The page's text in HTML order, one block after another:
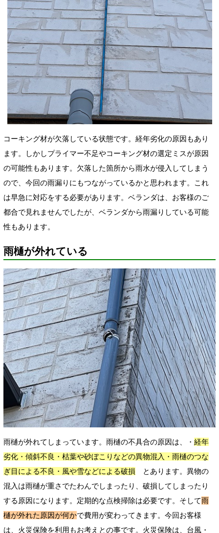
コーキング材が欠落している状態です。経年劣化の原因もあり
ます。しかしプライマー不足やコーキング材の選定ミスが原因
の可能性もあります。欠落した箇所から雨水が侵入してしまう
ので、今回の雨漏りにもつながっているかと思われます。
これ
は早急に対応をする必要があります。ベランダは、お客様のご
都合で見れませんでしたが、ベランダから雨漏りしている可能
性もあります。
雨樋が外れている
雨樋が外れてしまっています。雨樋の不具合の原因は、・ 経年
劣化・傾斜不良・枯葉や砂ぼこりなどの異物混入・雨樋のつな
ぎ目による不良・風や雪などによる破損 とあります。 異物の
混入は雨樋が重さでたわんでしまったり、破損してしまったり
する原因になります。定期的な点検掃除は必要です。そして雨
樋が外れた原因が何かで費用が変わってきます。今回お客様
は、 火災保険を利用もお考えとの事です。火災保険は、台風・